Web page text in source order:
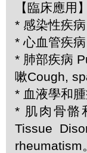
【臨床應用】
* 感染性疾
* 心血管疾
* 肺部疾病
嗽Cough,
* 血液學和
* 肌肉骨骼
Tissue
rheumatism